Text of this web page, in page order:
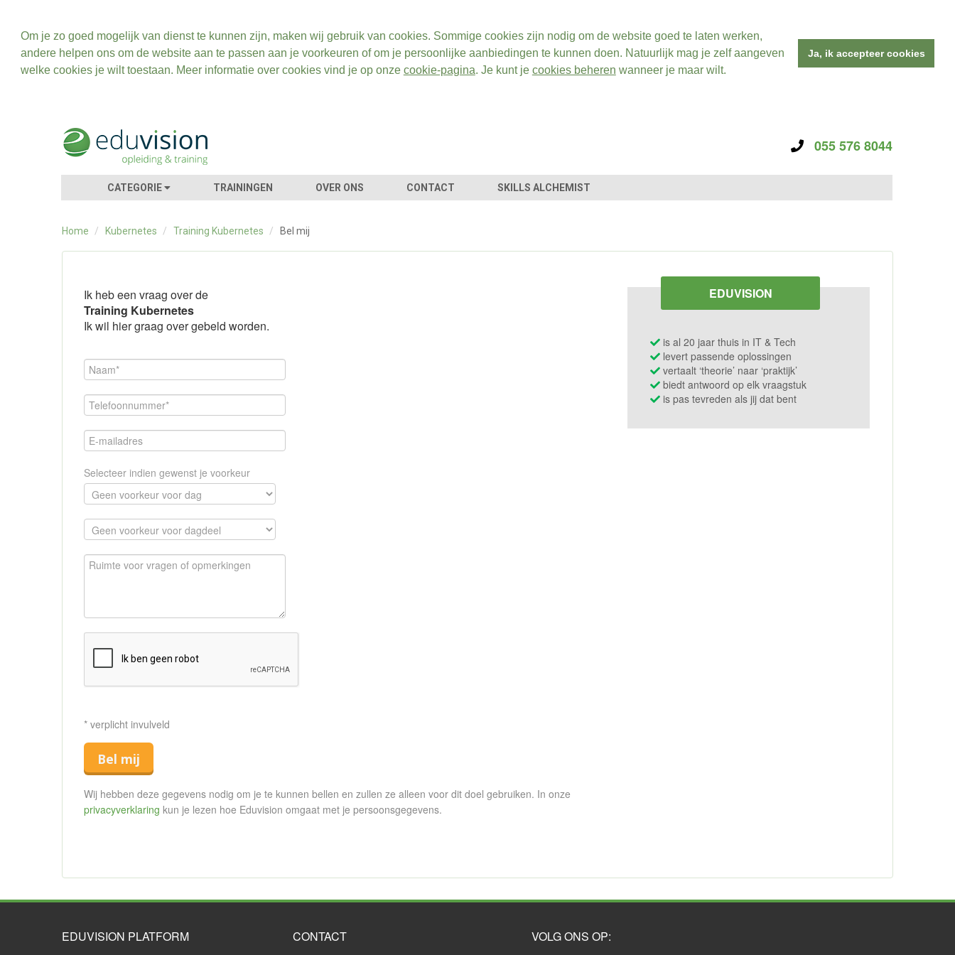
Om je zo goed mogelijk van dienst te kunnen zijn, maken wij gebruik van cookies. Sommige cookies zijn nodig om de website goed te laten werken,
andere helpen ons om de website aan te passen aan je voorkeuren of om je persoonlijke aanbiedingen te kunnen doen. Natuurlijk mag je zelf aangeven
welke cookies je wilt toestaan. Meer informatie over cookies vind je op onze cookie-pagina. Je kunt je cookies beheren wanneer je maar wilt.
Ja, ik accepteer cookies
055 576 8044
CATEGORIE TRAININGEN OVER ONS CONTACT SKILLS ALCHEMIST
Home / Kubernetes / Training Kubernetes / Bel mij
Ik heb een vraag over de
Training Kubernetes
Ik wil hier graag over gebeld worden.
Selecteer indien gewenst je voorkeur
* verplicht invulveld
Bel mij
Wij hebben deze gegevens nodig om je te kunnen bellen en zullen ze alleen voor dit doel gebruiken. In onze
privacyverklaring kun je lezen hoe Eduvision omgaat met je persoonsgegevens.
EDUVISION
is al 20 jaar thuis in IT & Tech
levert passende oplossingen
vertaalt ‘theorie’ naar ‘praktijk’
biedt antwoord op elk vraagstuk
is pas tevreden als jij dat bent
EDUVISION PLATFORM CONTACT VOLG ONS OP: